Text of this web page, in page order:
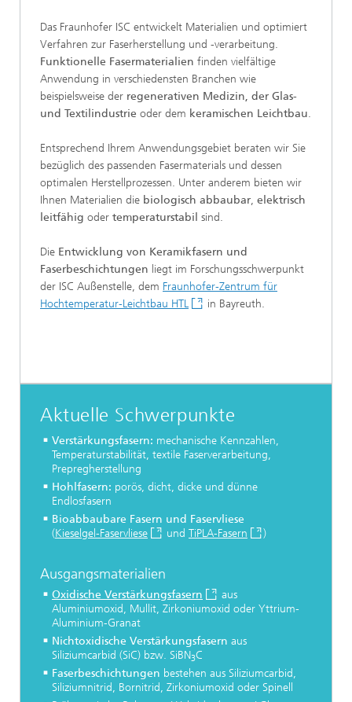
Das Fraunhofer ISC entwickelt Materialien und optimiert
Verfahren zur Faserherstellung und -verarbeitung.
Funktionelle Fasermaterialien finden vielfältige
Anwendung in verschiedensten Branchen wie
beispielsweise der regenerativen Medizin, der Glas-
und Textilindustrie oder dem keramischen Leichtbau.
Entsprechend Ihrem Anwendungsgebiet beraten wir Sie
bezüglich des passenden Fasermaterials und dessen
optimalen Herstellprozessen. Unter anderem bieten wir
Ihnen Materialien die biologisch abbaubar, elektrisch
leitfähig oder temperaturstabil sind.
Die Entwicklung von Keramikfasern und
Faserbeschichtungen liegt im Forschungsschwerpunkt
der ISC Außenstelle, dem Fraunhofer-Zentrum für
Hochtemperatur-Leichtbau HTL
in Bayreuth.
Aktuelle Schwerpunkte
Verstärkungsfasern: mechanische Kennzahlen,
Temperaturstabilität, textile Faserverarbeitung,
Prepregherstellung
Hohlfasern: porös, dicht, dicke und dünne
Endlosfasern
Bioabbaubare Fasern und Faservliese
(Kieselgel-Faservliese und TiPLA-Fasern )
Ausgangsmaterialien
Oxidische Verstärkungsfasern
aus
Aluminiumoxid, Mullit, Zirkoniumoxid oder Yttrium-
Aluminium-Granat
Nichtoxidische Verstärkungsfasern aus
Siliziumcarbid (SiC) bzw. SiBN3C
Faserbeschichtungen bestehen aus Siliziumcarbid,
Siliziumnitrid, Bornitrid, Zirkoniumoxid oder Spinell